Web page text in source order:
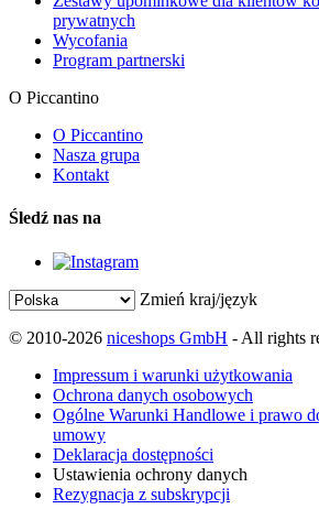
prywatnych
Wycofania
Program partnerski
O Piccantino
O Piccantino
Nasza grupa
Kontakt
Śledź nas na
Zmień kraj/język
© 2010-2026 niceshops GmbH - All rights
Impressum i warunki użytkowania
Ochrona danych osobowych
Ogólne Warunki Handlowe i prawo
umowy
Deklaracja dostępności
Ustawienia ochrony danych
Rezygnacja z subskrypcji